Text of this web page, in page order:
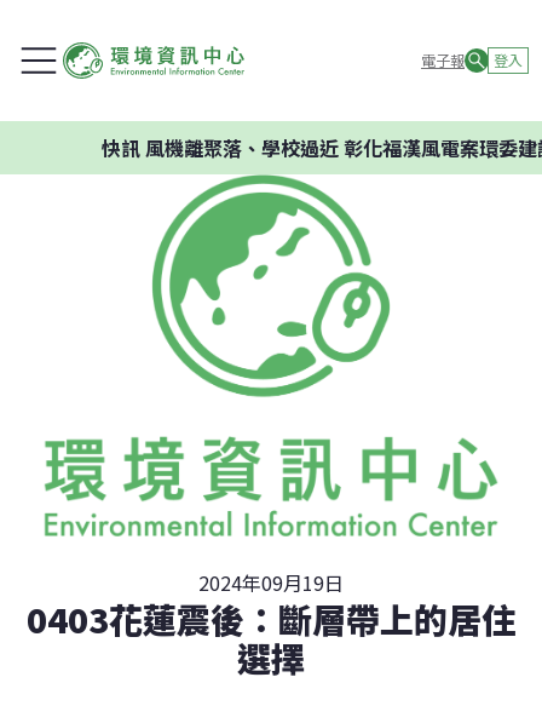
電子報 登入
風機離聚落、學校過近 彰化福漢風電案環委建議不應
2024年09月19日
0403花蓮震後：斷層帶上的居住
選擇